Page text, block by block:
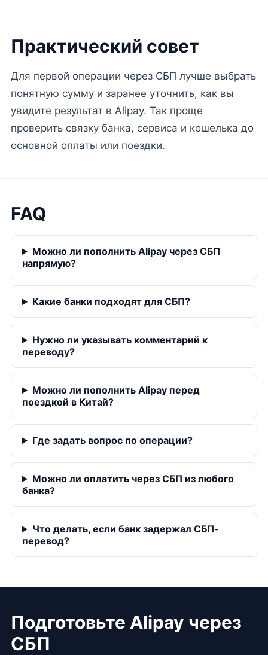
Практический совет
Для первой операции через СБП лучше выбрать
понятную сумму и заранее уточнить, как вы
увидите результат в Alipay. Так проще
проверить связку банка, сервиса и кошелька до
основной оплаты или поездки.
FAQ
Можно ли пополнить Alipay через СБП
напрямую?
Какие банки подходят для СБП?
Нужно ли указывать комментарий к
переводу?
Можно ли пополнить Alipay перед
поездкой в Китай?
Где задать вопрос по операции?
Можно ли оплатить через СБП из любого
банка?
Что делать, если банк задержал СБП-
перевод?
Подготовьте Alipay через
СБП